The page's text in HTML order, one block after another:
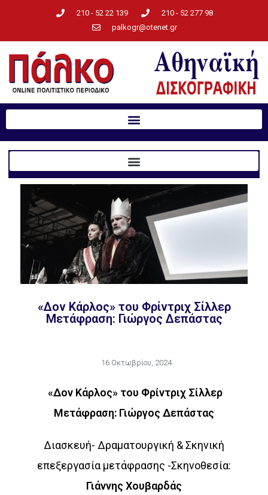
210 - 52 22 139
210 - 52 277 98
palkogr@otenet.gr
«Δον Κάρλος» του Φρίντριχ Σίλλερ
Μετάφραση: Γιώργος Δεπάστας
16 Οκτωβρίου, 2024
«Δον Κάρλος» του Φρίντριχ Σίλλερ
Μετάφραση: Γιώργος Δεπάστας
Διασκευή- Δραματουργική & Σκηνική
επεξεργασία μετάφρασης -Σκηνοθεσία:
Γιάννης Χουβαρδάς